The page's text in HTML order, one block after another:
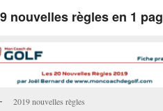
nouvelles règles en 1
2019 nouvelles règles